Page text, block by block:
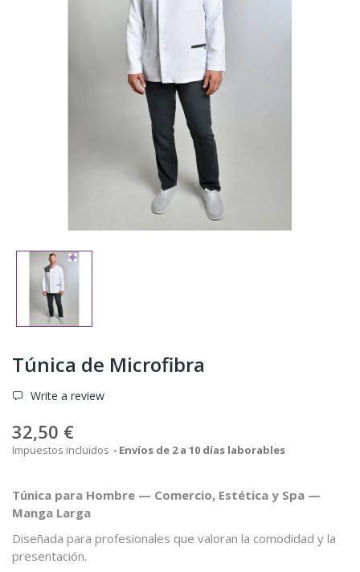
Túnica de Microfibra
Write a review
32,50 €
Impuestos incluidos Envíos de 2 a 10 días laborables
Túnica para Hombre — Comercio, Estética y Spa —
Manga Larga
Diseñada para profesionales que valoran la comodidad y la
presentación.